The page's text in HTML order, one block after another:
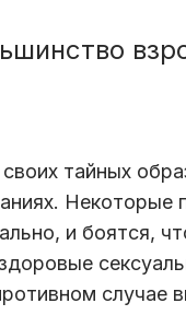
тайных
Некоторые
и боятся,
случае